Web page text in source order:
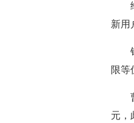
给
新用
针
限等
曹
元，